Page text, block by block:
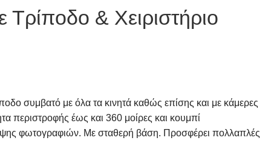
& Χειριστήριο
συμβατό με όλα τα κινητά καθώς επίσης και με κάμερες
περιστροφής έως και 360 μοίρες και κουμπί
φωτογραφιών. Με σταθερή βάση. Προσφέρει πολλαπλές